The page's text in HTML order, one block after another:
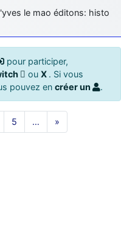
le mao éditons: histo
pour participer,
ou X . Si vous
pouvez en créer un .
5 … »